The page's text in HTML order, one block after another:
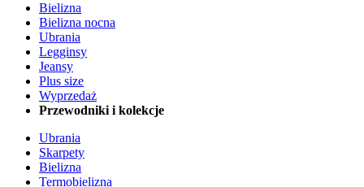
Bielizna
Bielizna nocna
Ubrania
Legginsy
Jeansy
Plus size
Wyprzedaż
Przewodniki i kolekcje
Ubrania
Skarpety
Bielizna
Termobielizna